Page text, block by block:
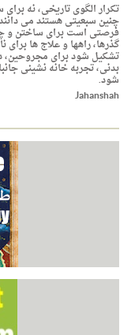
تكرار الگوی تاریخی، نه
چنین سبعیتی هستند می
فرصتی است برای ساختن و
گذرها، راهها و علاج ها
تشكیل شود برای مجروحین،
بدنی، تجربه خانه نشینی
شود.
Jahanshah